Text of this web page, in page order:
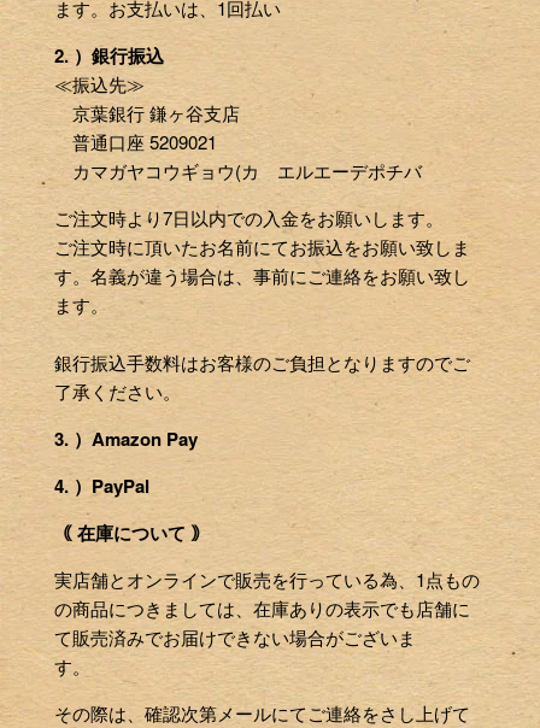
ます。お支払いは、1回払い
2. ）銀行振込
≪振込先≫
京葉銀行 鎌ヶ谷支店
普通口座 5209021
カマガヤコウギョウ(カ エルエーデポチバ
ご注文時より7日以内での入金をお願いします。
ご注文時に頂いたお名前にてお振込をお願い致しま
す。名義が違う場合は、事前にご連絡をお願い致し
ます。
銀行振込手数料はお客様のご負担となりますのでご
了承ください。
3. ）Amazon Pay
4. ）PayPal
｟ 在庫について ｠
実店舗とオンラインで販売を行っている為、1点もの
の商品につきましては、在庫ありの表示でも店舗に
て販売済みでお届けできない場合がございま
す。
その際は、確認次第メールにてご連絡をさし上げて